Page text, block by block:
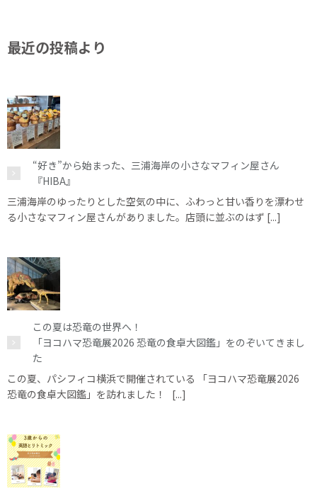
最近の投稿より
“好き”から始まった、三浦海岸の小さなマフィン屋さん
『HIBA』
三浦海岸のゆったりとした空気の中に、ふわっと甘い香りを漂わせ
る小さなマフィン屋さんがありました。店頭に並ぶのはず [...]
この夏は恐竜の世界へ！
「ヨコハマ恐竜展2026 恐竜の食卓大図鑑」をのぞいてきまし
た
この夏、パシフィコ横浜で開催されている 「ヨコハマ恐竜展2026
恐竜の食卓大図鑑」を訪れました！ [...]